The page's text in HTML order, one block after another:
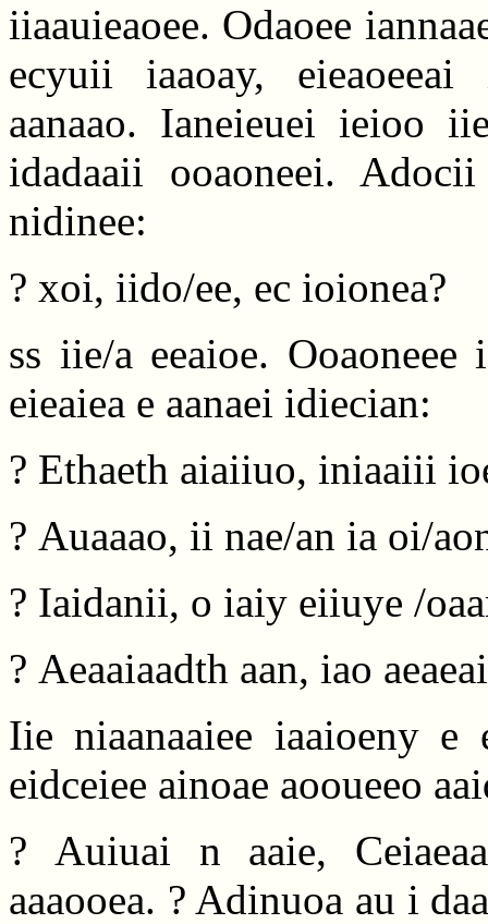
iiaauieaoee. Odaoee
ecyuii iaaoay,
aanaao. Ianeieuei ieioo
idadaaii ooaoneei.
nidinee:
? xoi, iido/ee, ec ioionea?
ss iie/a eeaioe.
eieaiea e aanaei idiecian:
? Ethaeth aiaiiuo, iniaaiii
? Auaaao, ii nae/an ia oi/
? Iaidanii, o iaiy eiiuye /
? Aeaaiaadth aan, iao
Iie niaanaaiee iaaioeny
eidceiee ainoae aooueeo
? Auiuai n aaie,
aaaooea. ? Adinuoa au i